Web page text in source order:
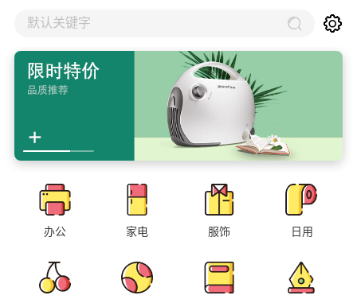
默认关键字
办公 家电 服饰 日用